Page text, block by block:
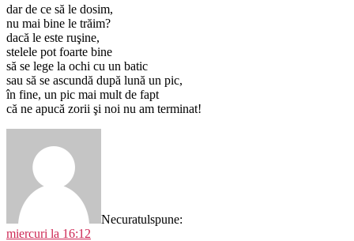
dar de ce să le dosim,
nu mai bine le trăim?
dacă le este ruşine,
stelele pot foarte bine
să se lege la ochi cu un batic
sau să se ascundă după lună un pic,
în fine, un pic mai mult de fapt
că ne apucă zorii şi noi nu am terminat!
Necuratulspune:
miercuri la 16:12